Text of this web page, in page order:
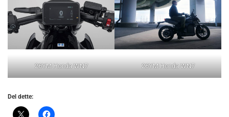
26YM Honda WN7 26YM Honda WN7
Del dette: